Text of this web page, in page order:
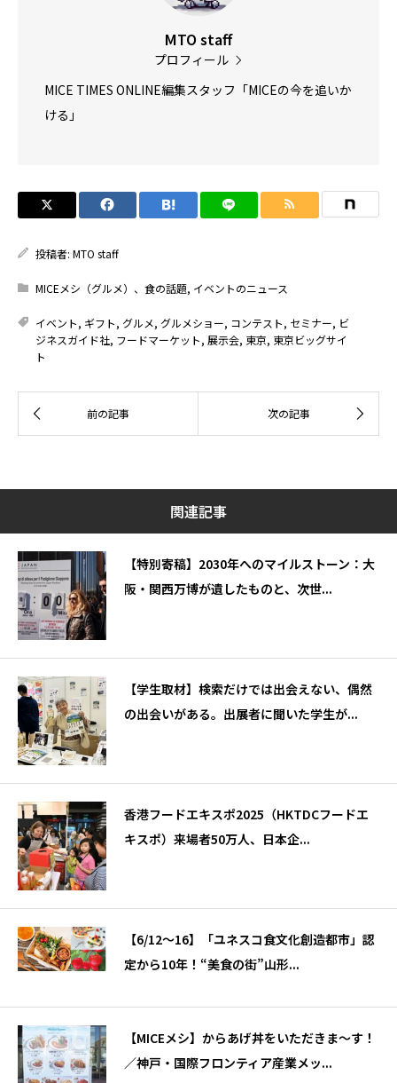
MTO staff
プロフィール
MICE TIMES ONLINE編集スタッフ「MICEの今を追いか
ける」
投稿者: MTO staff
MICEメシ（グルメ）、食の話題, イベントのニュース
イベント, ギフト, グルメ, グルメショー, コンテスト, セミナー, ビ
ジネスガイド社, フードマーケット, 展示会, 東京, 東京ビッグサイ
ト
関連記事
【特別寄稿】2030年へのマイルストーン：大
阪・関西万博が遺したものと、次世...
【学生取材】検索だけでは出会えない、偶然
の出会いがある。出展者に聞いた学生が...
香港フードエキスポ2025（HKTDCフードエ
キスポ）来場者50万人、日本企...
【6/12～16】「ユネスコ食文化創造都市」認
定から10年！“美食の街”山形...
【MICEメシ】からあげ丼をいただきま～す！
／神戸・国際フロンティア産業メッ...